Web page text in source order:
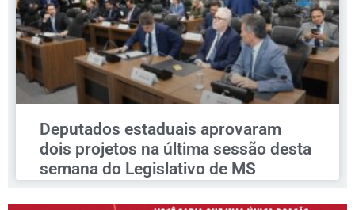
Deputados estaduais aprovaram
dois projetos na última sessão desta
semana do Legislativo de MS